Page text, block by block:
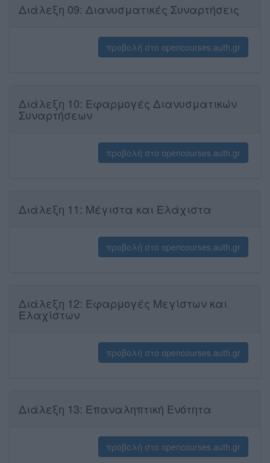
Διάλεξη 09: Διανυσματικές Συναρτήσεις
προβολή στο opencourses.auth.gr
Διάλεξη 10: Εφαρμογές Διανυσματικών
Συναρτήσεων
προβολή στο opencourses.auth.gr
Διάλεξη 11: Μέγιστα και Ελάχιστα
προβολή στο opencourses.auth.gr
Διάλεξη 12: Εφαρμογές Μεγίστων και
Ελαχίστων
προβολή στο opencourses.auth.gr
Διάλεξη 13: Επαναληπτική Ενότητα
προβολή στο opencourses.auth.gr